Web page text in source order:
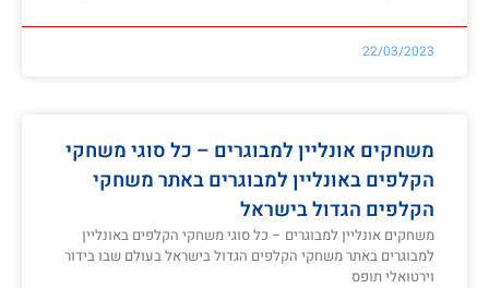
22/03/2023
משחקים אונליין למבוגרים – כל סוגי משחקי
הקלפים באונליין למבוגרים באתר משחקי
הקלפים הגדול בישראל
משחקים אונליין למבוגרים – כל סוגי משחקי הקלפים באונליין
למבוגרים באתר משחקי הקלפים הגדול בישראל בעולם שבו בידור
וירטואלי תופס